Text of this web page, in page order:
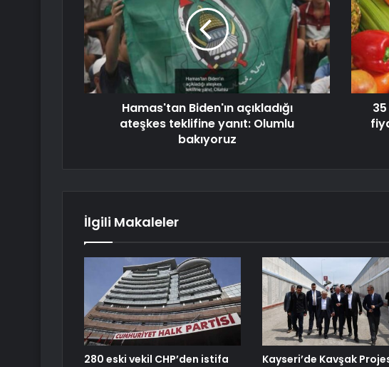
Hamas'tan Biden'ın açıkladığı
ateşkes teklifine yanıt: Olumlu
bakıyoruz
İlgili Makaleler
280 eski vekil CHP’den istifa
Kayseri’de Kavşak